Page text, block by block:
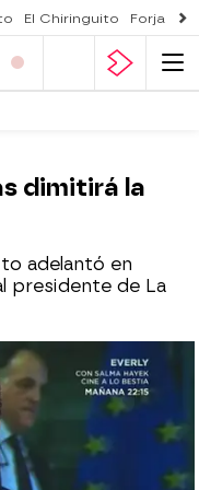
El Chiringuito Forjado
dimitirá la
adelantó en
presidente de La